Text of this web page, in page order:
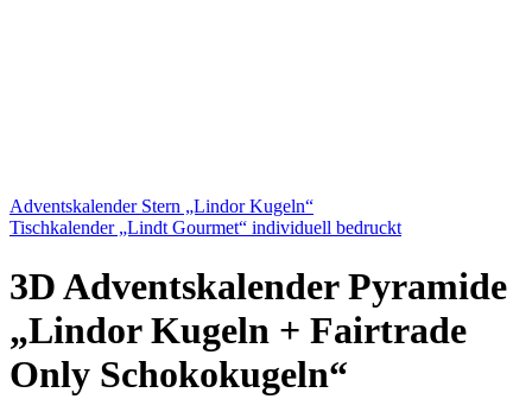
Adventskalender Stern „Lindor Kugeln“
Tischkalender „Lindt Gourmet“ individuell bedruckt
3D Adventskalender Pyramide
„Lindor Kugeln + Fairtrade
Only Schokokugeln“